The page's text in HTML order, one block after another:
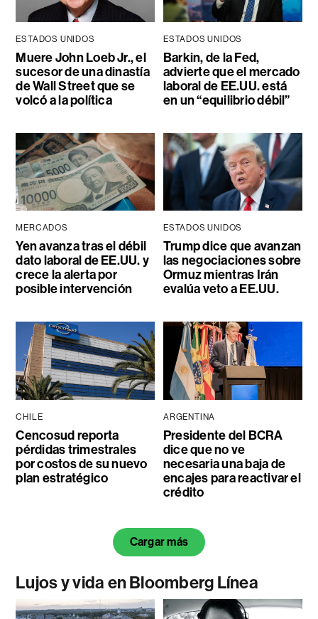
ESTADOS UNIDOS
Muere John Loeb Jr., el
sucesor de una dinastía
de Wall Street que se
volcó a la política
ESTADOS UNIDOS
Barkin, de la Fed,
advierte que el mercado
laboral de EE.UU. está
en un “equilibrio débil”
MERCADOS
Yen avanza tras el débil
dato laboral de EE.UU. y
crece la alerta por
posible intervención
ESTADOS UNIDOS
Trump dice que avanzan
las negociaciones sobre
Ormuz mientras Irán
evalúa veto a EE.UU.
CHILE
Cencosud reporta
pérdidas trimestrales
por costos de su nuevo
plan estratégico
ARGENTINA
Presidente del BCRA
dice que no ve
necesaria una baja de
encajes para reactivar el
crédito
Cargar más
Lujos y vida en Bloomberg Línea